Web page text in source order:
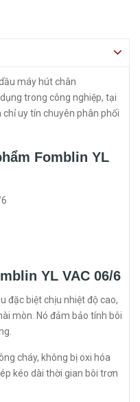
máy hút chân
trong công nghiệp, tại
chỉ uy tín chuyên phân phối
Fomblin YL
YL VAC 06/6
đặc biệt chịu nhiệt độ cao,
mòn. Nó đảm bảo tính bôi
cháy, không bị oxi hóa
kéo dài thời gian bôi trơn